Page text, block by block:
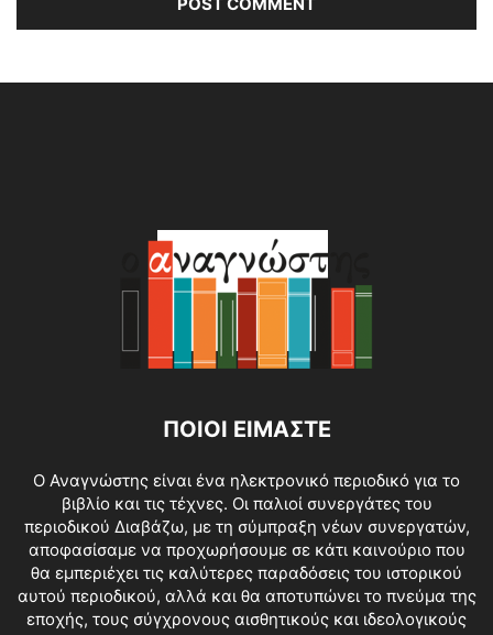
ΠΟΙΟΙ ΕΙΜΑΣΤΕ
O Αναγνώστης είναι ένα ηλεκτρονικό περιοδικό για το
βιβλίο και τις τέχνες. Οι παλιοί συνεργάτες του
περιοδικού Διαβάζω, με τη σύμπραξη νέων συνεργατών,
αποφασίσαμε να προχωρήσουμε σε κάτι καινούριο που
θα εμπεριέχει τις καλύτερες παραδόσεις του ιστορικού
αυτού περιοδικού, αλλά και θα αποτυπώνει το πνεύμα της
εποχής, τους σύγχρονους αισθητικούς και ιδεολογικούς